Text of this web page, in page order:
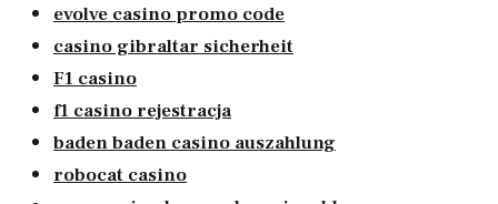
evolve casino promo code
casino gibraltar sicherheit
F1 casino
f1 casino rejestracja
baden baden casino auszahlung
robocat casino